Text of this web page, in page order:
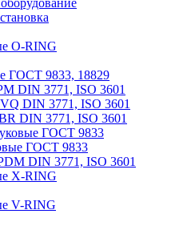
O-RING
ГОСТ 9833, 18829
DIN 3771, ISO 3601
DIN 3771, ISO 3601
DIN 3771, ISO 3601
ГОСТ 9833
ГОСТ 9833
DIN 3771, ISO 3601
Х-RING
V-RING